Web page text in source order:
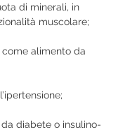
di minerali, in
muscolare;
alimento da
diabete o insulino-